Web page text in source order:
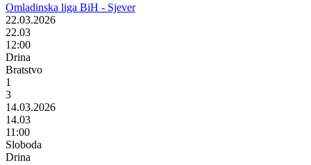
Omladinska liga BiH - Sjever
22.03.2026
22.03
12:00
Drina
Bratstvo
1
3
14.03.2026
14.03
11:00
Sloboda
Drina